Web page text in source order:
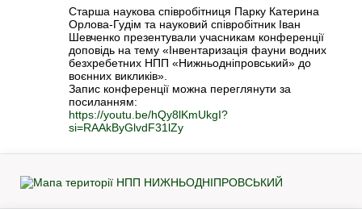
Старша наукова співробітниця Парку Катерина
Орлова-Гудім та науковий співробітник Іван
Шевченко презентували учасникам конференції
доповідь на тему «Інвентаризація фауни водних
безхребетних НПП «Нижньодніпровський» до
воєнних викликів».
Запис конференції можна переглянути за
посиланням:
https://youtu.be/hQy8lKmUkgI?
si=RAAkByGlvdF31lZy